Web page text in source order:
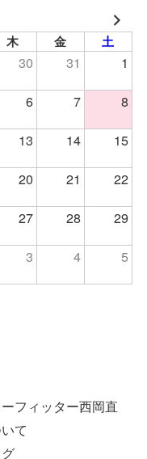
木 金 土
30 31
1
6 7
8
13 14
15
20 21
22
27 28
29
3 4 5
ーフィッター西岡直
て
グ